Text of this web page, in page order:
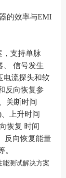
的效率与EMI
支持单脉
、 信号发生
电流探头和软
反向恢复参
关断时间
上升时间
恢复 时间
反向恢复能量
。